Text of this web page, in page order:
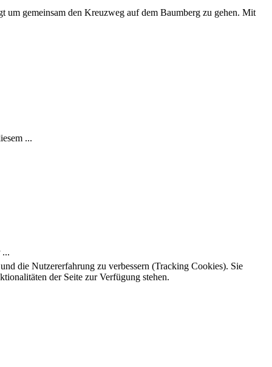
gemeinsam den Kreuzweg auf dem Baumberg zu gehen. Mit
...
...
die Nutzererfahrung zu verbessern (Tracking Cookies). Sie
der Seite zur Verfügung stehen.